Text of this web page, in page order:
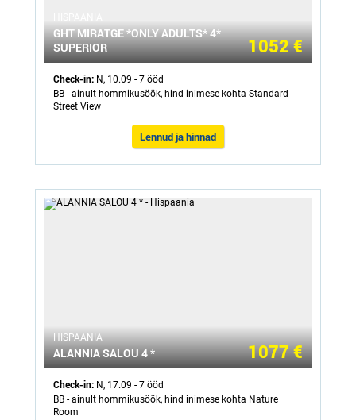
GHT MIRATGE *ONLY ADULTS* 4*
SUPERIOR
1052 €
Check-in: N, 10.09 - 7 ööd
BB - ainult hommikusöök, hind inimese kohta Standard
Street View
Lennud ja hinnad
HISPAANIA
ALANNIA SALOU 4 * 1077 €
Check-in: N, 17.09 - 7 ööd
BB - ainult hommikusöök, hind inimese kohta Nature
Room